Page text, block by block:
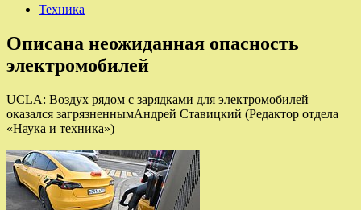
Техника
Описана неожиданная опасность
электромобилей
UCLA: Воздух рядом с зарядками для электромобилей
оказался загрязненнымАндрей Ставицкий (Редактор отдела
«Наука и техника»)